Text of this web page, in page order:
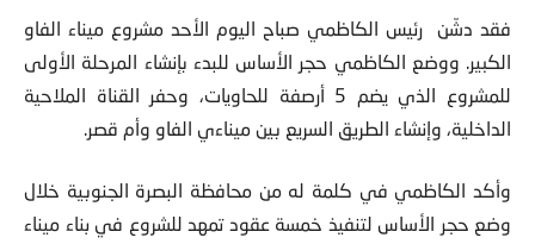
فقد دشّن رئيس الكاظمي صباح اليوم الأحد مشروع ميناء الفاو
الكبير. ووضع الكاظمي حجر الأساس للبدء بإنشاء المرحلة الأولى
للمشروع الذي يضم 5 أرصفة للحاويات، وحفر القناة الملاحية
الداخلية، وإنشاء الطريق السريع بين ميناءي الفاو وأم قصر.
وأكد الكاظمي في كلمة له من محافظة البصرة الجنوبية خلال
وضع حجر الأساس لتنفيذ خمسة عقود تمهد للشروع في بناء ميناء